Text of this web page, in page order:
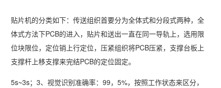
贴片机的分类如下：传送组织首要分为全体式和分段式两种，全
体式方法下PCB的进入，贴片和送出一直在同一导轨上，选用限
位块限位，定位销上行定位，压紧组织将PCB压紧，支撑台板上
支撑杆上移支撑来完结PCB的定位固定。
5s~3s；3、视觉识别准确率：99，5%，按照工作状态来区分，